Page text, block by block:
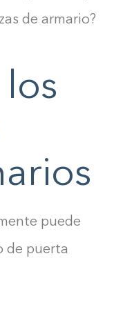
de armario?
puede
de puerta
el armario...
0%